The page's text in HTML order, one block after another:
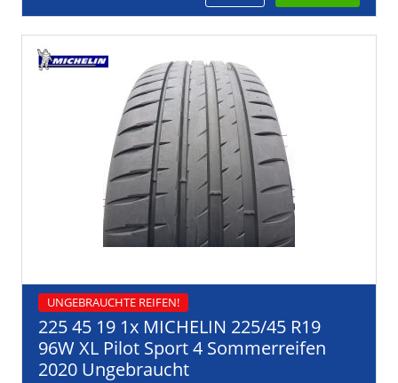
UNGEBRAUCHTE REIFEN!
225 45 19 1x MICHELIN 225/45 R19
96W XL Pilot Sport 4 Sommerreifen
2020 Ungebraucht